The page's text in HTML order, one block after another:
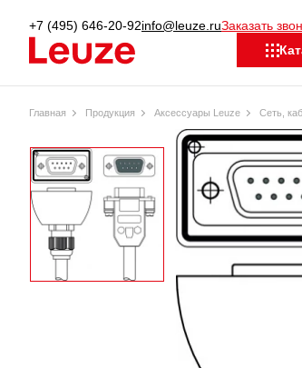
+7 (495) 646-20-92info@leuze.ruЗаказать
Главная Продукция Аксессуары Leuze Сеть,